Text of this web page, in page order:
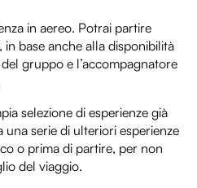
in aereo. Potrai partire
base anche alla disponibilità
gruppo e l’accompagnatore
selezione di esperienze già
serie di ulteriori esperienze
o prima di partire, per non
del viaggio.